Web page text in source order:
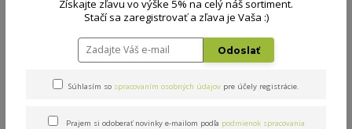
Klasik T5
Klasik T5
Získajte zľavu vo výške 5% na celý náš sortiment.
Stačí sa zaregistrovať a zľava je Vaša :)
Odoslať
Súhlasím so spracovaním osobných údajov pre účely registrácie.
Prajem si odoberať novinky e-mailom podľa podmienok spracovania